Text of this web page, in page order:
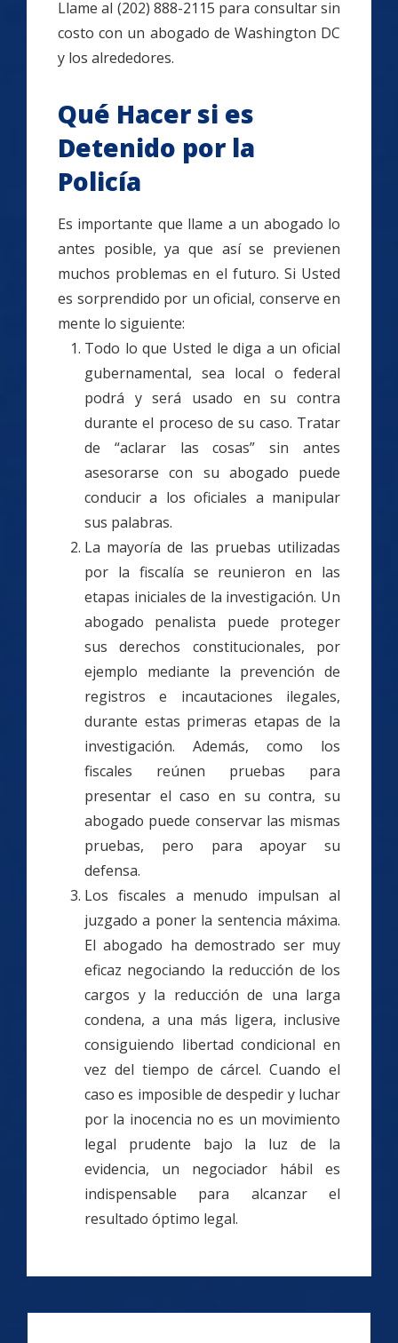
Llame al (202) 888-2115 para consultar sin
costo con un abogado de Washington DC
y los alrededores.
Qué Hacer si es
Detenido por la
Policía
Es importante que llame a un abogado lo
antes posible, ya que así se previenen
muchos problemas en el futuro. Si Usted
es sorprendido por un oficial, conserve en
mente lo siguiente:
Todo lo que Usted le diga a un oficial
gubernamental, sea local o federal
podrá y será usado en su contra
durante el proceso de su caso. Tratar
de “aclarar las cosas” sin antes
asesorarse con su abogado puede
conducir a los oficiales a manipular
sus palabras.
La mayoría de las pruebas utilizadas
por la fiscalía se reunieron en las
etapas iniciales de la investigación. Un
abogado penalista puede proteger
sus derechos constitucionales, por
ejemplo mediante la prevención de
registros e incautaciones ilegales,
durante estas primeras etapas de la
investigación. Además, como los
fiscales reúnen pruebas para
presentar el caso en su contra, su
abogado puede conservar las mismas
pruebas, pero para apoyar su
defensa.
Los fiscales a menudo impulsan al
juzgado a poner la sentencia máxima.
El abogado ha demostrado ser muy
eficaz negociando la reducción de los
cargos y la reducción de una larga
condena, a una más ligera, inclusive
consiguiendo libertad condicional en
vez del tiempo de cárcel. Cuando el
caso es imposible de despedir y luchar
por la inocencia no es un movimiento
legal prudente bajo la luz de la
evidencia, un negociador hábil es
indispensable para alcanzar el
resultado óptimo legal.